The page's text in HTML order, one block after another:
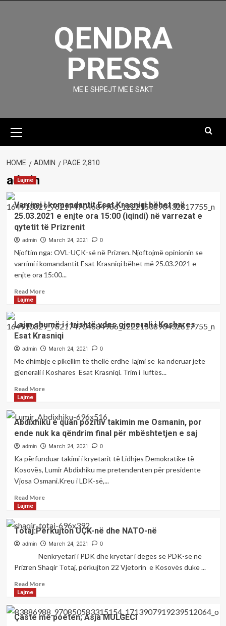
QENDRA
PRESS
ME E SHPEJT ME E SAKT
Menu
HOME ADMIN PAGE 2,810
admin
Lajme
Varrimi i komandantit Esat Krasniqi bëhet më
25.03.2021 e enjte ora 15:00 (iqindi) në varrezat e
qytetit të Prizrenit
admin March 24, 2021 0
Njoftim nga: OVL-UÇK-së në Prizren. Njoftojmë opinionin se
varrimi i komandantit Esat Krasniqi bëhet më 25.03.2021 e
enjte ora 15:00...
Read MoreRead
i
komandantit
Esat
Krasniqi
bëhet
më
ora
15:00
(iqindi)
në
e
qytetit
të
Lajme
Lajm shumë i i trishtë vdes gjenerali i Koshares
Esat Krasniqi
admin March 24, 2021 0
Me dhimbje e pikëllim të thellë erdhe lajmi se ka nderuar jete
gjenerali i Koshares Esat Krasniqi. Trim i luftës...
Read MoreRead
Lajm
shumë
i
i
trishtë
gjenerali
i
Lajme
Abdixhiku e quan pozitiv takimin me Osmanin, por
ende nuk ka qëndrim final për mbështetjen e saj
admin March 24, 2021 0
Ka përfunduar takimi i kryetarit të Lidhjes Demokratike të
Kosovës, Lumir Abdixhiku me pretendenten për presidente
Vjosa Osmani.Kreu i LDK-së,...
Read MoreRead
Abdixhiku
e
quan
pozitiv
takimin
me
Osmanin,
nuk
ka
Lajme
Totaj:Përkujton UÇK-në dhe NATO-në
admin March 24, 2021 0
Nënkryetari i PDK dhe kryetar i degës së PDK-së në
Prizren Shaqir Totaj, përkujton 22 Vjetorin e Kosovës duke ...
Read MoreRead
Totaj:Përkujton
UÇK-
Lajme
Çaste me poeten; Asja MULGECI